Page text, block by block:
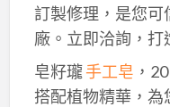
訂製修理，是您可
廠。立即洽詢，打
皂籽瓏手工皂 ，
搭配植物精華，